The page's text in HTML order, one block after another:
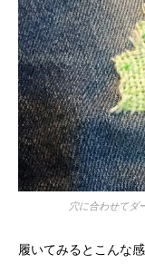
穴に合わせてダ
履いてみるとこんな